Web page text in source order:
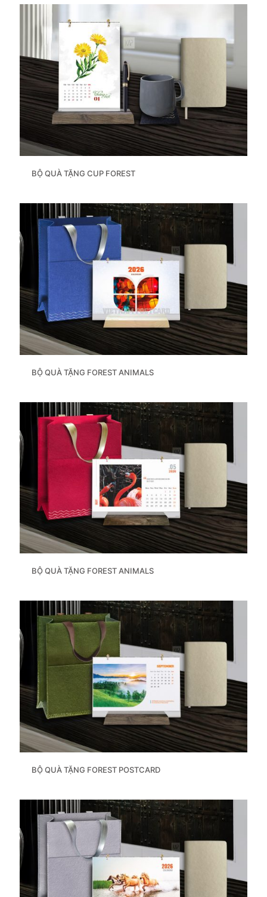
BỘ QUÀ TẶNG CUP FOREST
BỘ QUÀ TẶNG FOREST ANIMALS
BỘ QUÀ TẶNG FOREST ANIMALS
BỘ QUÀ TẶNG FOREST POSTCARD